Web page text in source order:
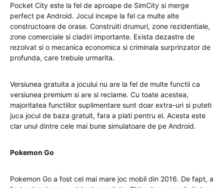
Pocket City este la fel de aproape de SimCity si merge
perfect pe Android. Jocul incepe la fel ca multe alte
constructoare de orase. Construiti drumuri, zone rezidentiale,
zone comerciale si cladiri importante. Exista dezastre de
rezolvat si o mecanica economica si criminala surprinzator de
profunda, care trebuie urmarita.
Versiunea gratuita a jocului nu are la fel de multe functii ca
versiunea premium si are si reclame. Cu toate acestea,
majoritatea functiilor suplimentare sunt doar extra-uri si puteti
juca jocul de baza gratuit, fara a plati pentru el. Acesta este
clar unul dintre cele mai bune simulatoare de pe Android.
Pokemon Go
Pokemon Go a fost cel mai mare joc mobil din 2016. De fapt, a